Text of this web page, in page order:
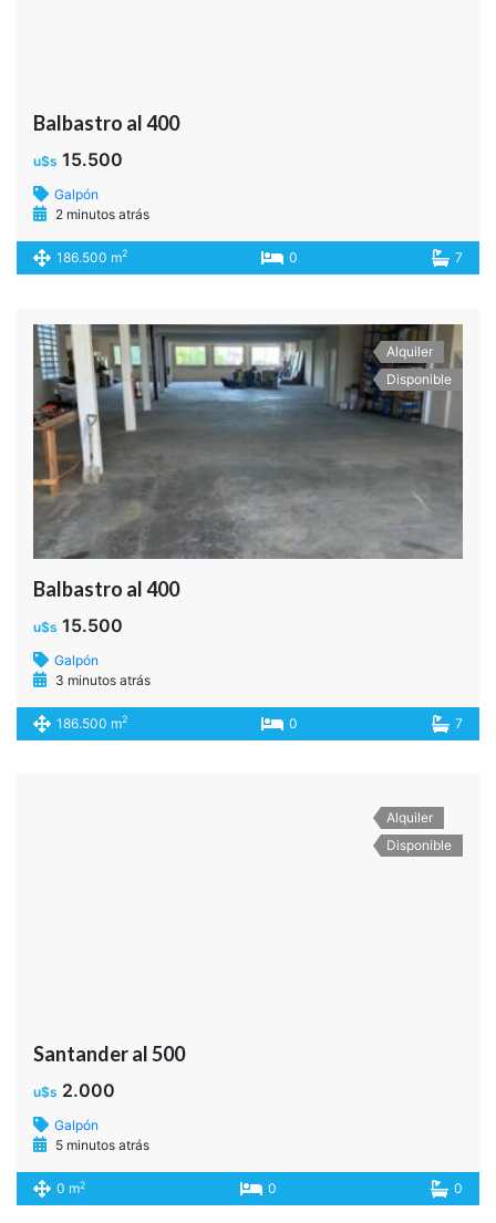
Balbastro al 400
u$s 15.500
Galpón
2 minutos atrás
186.500 m2 0 7
Alquiler
Disponible
Balbastro al 400
u$s 15.500
Galpón
3 minutos atrás
186.500 m2 0 7
Alquiler
Disponible
Santander al 500
u$s 2.000
Galpón
5 minutos atrás
0 m2 0 0